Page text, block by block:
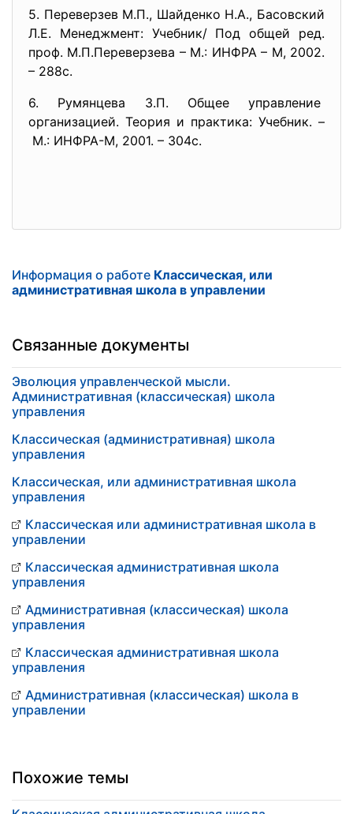
5. Переверзев М.П., Шайденко Н.А., Басовский
Л.Е. Менеджмент: Учебник/ Под общей ред.
проф. М.П.Переверзева – М.: ИНФРА – М, 2002.
– 288с.
6. Румянцева З.П. Общее управление
организацией. Теория и практика: Учебник. –
М.: ИНФРА-М, 2001. – 304с.
Информация о работе Классическая, или
административная школа в управлении
Связанные документы
Эволюция управленческой мысли.
Административная (классическая) школа
управления
Классическая (административная) школа
управления
Классическая, или административная школа
управления
Классическая или административная школа в
управлении
Классическая административная школа
управления
Административная (классическая) школа
управления
Классическая административная школа
управления
Административная (классическая) школа в
управлении
Похожие темы